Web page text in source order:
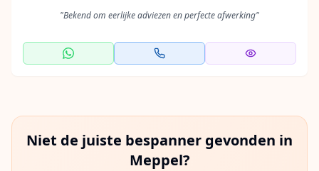
"Bekend om eerlijke adviezen en perfecte afwerking"
Niet de juiste bespanner gevonden in
Meppel?